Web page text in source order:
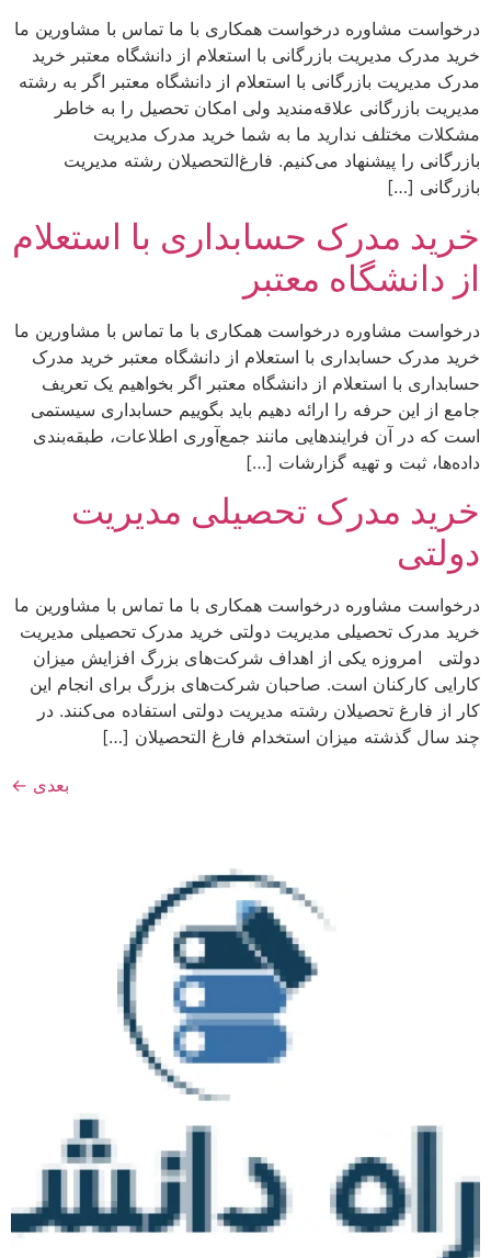
درخواست مشاوره درخواست همکاری با ما تماس با مشاورین ما
خرید مدرک مدیریت بازرگانی با استعلام از دانشگاه معتبر خرید
مدرک مدیریت بازرگانی با استعلام از دانشگاه معتبر اگر به رشته
مدیریت بازرگانی علاقه‌مندید ولی امکان تحصیل را به خاطر
مشکلات مختلف ندارید ما به شما خرید مدرک مدیریت
بازرگانی را پیشنهاد می‌کنیم. فارغ‌التحصیلان رشته مدیریت
بازرگانی […]
خرید مدرک حسابداری با استعلام
از دانشگاه معتبر
درخواست مشاوره درخواست همکاری با ما تماس با مشاورین ما
خرید مدرک حسابداری با استعلام از دانشگاه معتبر خرید مدرک
حسابداری با استعلام از دانشگاه معتبر اگر بخواهیم یک تعریف
جامع از این حرفه را ارائه دهیم باید بگوییم حسابداری سیستمی
است که در آن فرایند‌هایی مانند جمع‌آوری اطلاعات، طبقه‌بندی
داده‌ها، ثبت و تهیه گزارشات […]
خرید مدرک تحصیلی مدیریت
دولتی
درخواست مشاوره درخواست همکاری با ما تماس با مشاورین ما
خرید مدرک تحصیلی مدیریت دولتی خرید مدرک تحصیلی مدیریت
دولتی امروزه یکی از اهداف شرکت‌های بزرگ افزایش میزان
کارایی کارکنان است. صاحبان شرکت‌های بزرگ برای انجام این
کار از فارغ تحصیلان رشته مدیریت دولتی استفاده می‌کنند. در
چند سال گذشته میزان استخدام فارغ التحصیلان […]
بعدی ←